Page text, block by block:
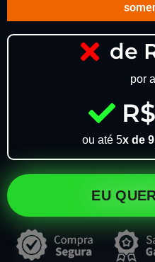
de
por
ou até 5x de
EU